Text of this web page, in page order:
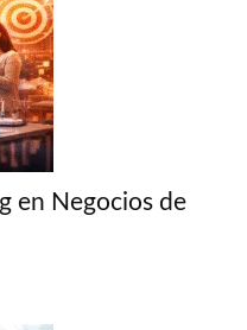
en Negocios de